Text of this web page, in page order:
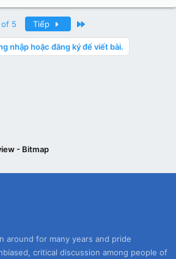
of 5 Tiếp
nhập hoặc đăng ký để viết bài.
- Bitmap
around for many years and pride
critical discussion among people of